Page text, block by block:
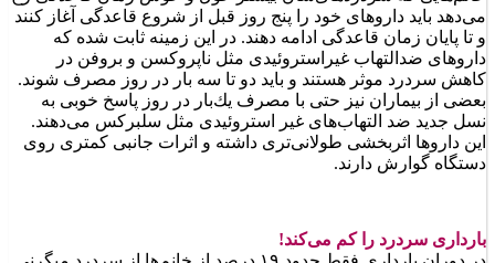
می‌دهد باید داروهای خود را پنج روز قبل از شروع قاعدگی آغاز كنند
و تا پایان زمان قاعدگی ادامه دهند. در این زمینه ثابت شده كه
داروهای ضدالتهاب غیراستروئیدی مثل ناپروكسن و بروفن در
كاهش سردرد موثر هستند و باید دو تا سه بار در روز مصرف شوند.
بعضی از بیماران نیز حتی با مصرف یك‌بار در روز پاسخ خوبی به
نسل جدید ضد التهاب‌های غیر استروئیدی مثل سلبركس می‌دهند.
این داروها اثربخشی طولانی‌تری داشته و اثرات جانبی كمتری روی
دستگاه گوارش دارند.
بارداری سردرد را كم می‌كند!